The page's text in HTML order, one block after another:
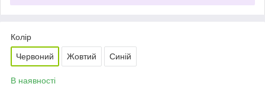
Колір
Червоний Жовтий Синій
В наявності